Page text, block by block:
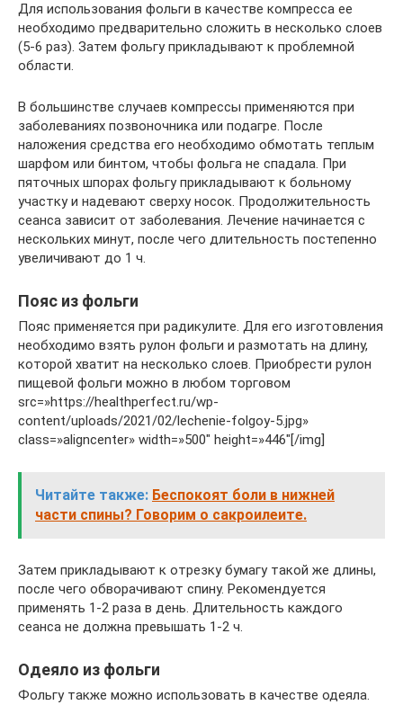
Для использования фольги в качестве компресса ее
необходимо предварительно сложить в несколько слоев
(5-6 раз). Затем фольгу прикладывают к проблемной
области.
В большинстве случаев компрессы применяются при
заболеваниях позвоночника или подагре. После
наложения средства его необходимо обмотать теплым
шарфом или бинтом, чтобы фольга не спадала. При
пяточных шпорах фольгу прикладывают к больному
участку и надевают сверху носок. Продолжительность
сеанса зависит от заболевания. Лечение начинается с
нескольких минут, после чего длительность постепенно
увеличивают до 1 ч.
Пояс из фольги
Пояс применяется при радикулите. Для его изготовления
необходимо взять рулон фольги и размотать на длину,
которой хватит на несколько слоев. Приобрести рулон
пищевой фольги можно в любом торговом
src=»https://healthperfect.ru/wp-
content/uploads/2021/02/lechenie-folgoy-5.jpg»
class=»aligncenter» width=»500″ height=»446″[/img]
Читайте также: Беспокоят боли в нижней
части спины? Говорим о сакроилеите.
Затем прикладывают к отрезку бумагу такой же длины,
после чего обворачивают спину. Рекомендуется
применять 1-2 раза в день. Длительность каждого
сеанса не должна превышать 1-2 ч.
Одеяло из фольги
Фольгу также можно использовать в качестве одеяла.